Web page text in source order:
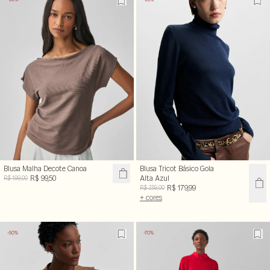
Blusa Malha Decote Canoa
R$ 199,00 R$ 99,50
Blusa Tricot Básico Gola
Alta Azul
R$ 239,00 R$ 179,99
+ cores
-50% -70%